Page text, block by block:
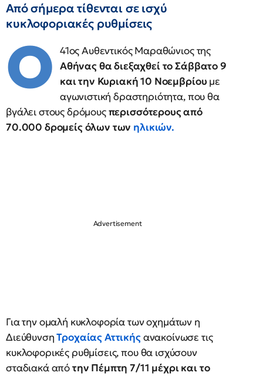
Από σήμερα τίθενται σε ισχύ
κυκλοφοριακές ρυθμίσεις
Ο 41ος Αυθεντικός Μαραθώνιος της
Αθήνας θα διεξαχθεί το Σάββατο 9
και την Κυριακή 10 Νοεμβρίου με
αγωνιστική δραστηριότητα, που θα
βγάλει στους δρόμουςπερισσότερους από
70.000 δρομείς όλων των ηλικιών.
Για την ομαλή κυκλοφορία των οχημάτων η
ΔιεύθυνσηΤροχαίας Αττικήςανακοίνωσε τις
κυκλοφορικές ρυθμίσεις, που θα ισχύσουν
σταδιακά απότην Πέμπτη 7/11 μέχρι και το